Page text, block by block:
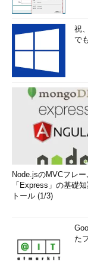
祝
で
Node.jsのMVCフレー
「Express」の基礎
トール (1/3)
た